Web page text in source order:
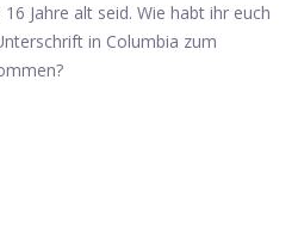
Jahre alt seid. Wie habt ihr euch
in Columbia zum